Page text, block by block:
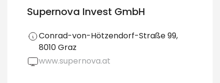
Supernova Invest GmbH
Conrad-von-Hötzendorf-Straße 99,
8010 Graz
www.supernova.at